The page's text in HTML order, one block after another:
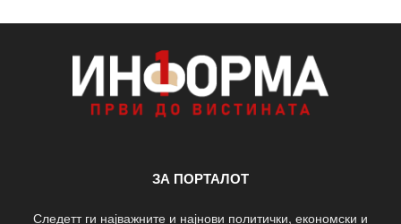
ЗА ПОРТАЛОТ
Следетт ги најважните и најнови политички, економски и